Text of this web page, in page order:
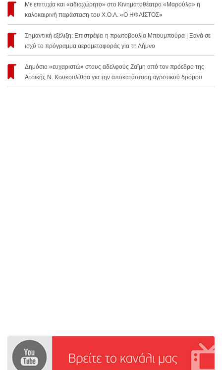
Με επιτυχία και «αδιαχώρητο» στο Κινηματοθέατρο «Μαρούλα» η
καλοκαιρινή παράσταση του Χ.Ο.Λ. «Ο ΗΦΑΙΣΤΟΣ»
Σημαντική εξέλιξη: Επιστρέφει η πρωτοβουλία Μπουμπούρα | Ξανά σε
ισχύ το πρόγραμμα αερομεταφοράς για τη Λήμνο
Δημόσιο «ευχαριστώ» στους αδελφούς Ζαΐμη από τον πρόεδρο της
Ατσικής Ν. Κουκουλίθρα για την αποκατάσταση αγροτικού δρόμου